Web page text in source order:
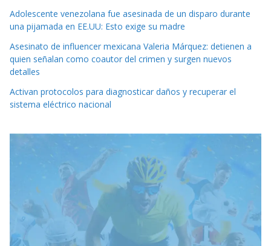
Adolescente venezolana fue asesinada de un disparo durante
una pijamada en EE.UU: Esto exige su madre
Asesinato de influencer mexicana Valeria Márquez: detienen a
quien señalan como coautor del crimen y surgen nuevos
detalles
Activan protocolos para diagnosticar daños y recuperar el
sistema eléctrico nacional